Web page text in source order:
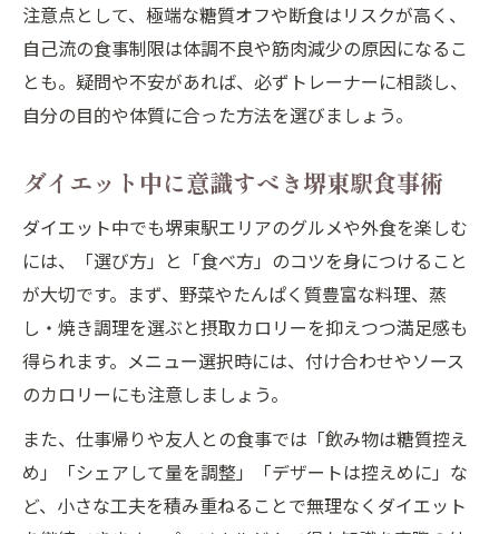
注意点として、極端な糖質オフや断食はリスクが高く、
自己流の食事制限は体調不良や筋肉減少の原因になるこ
とも。疑問や不安があれば、必ずトレーナーに相談し、
自分の目的や体質に合った方法を選びましょう。
ダイエット中に意識すべき堺東駅食事術
ダイエット中でも堺東駅エリアのグルメや外食を楽しむ
には、「選び方」と「食べ方」のコツを身につけること
が大切です。まず、野菜やたんぱく質豊富な料理、蒸
し・焼き調理を選ぶと摂取カロリーを抑えつつ満足感も
得られます。メニュー選択時には、付け合わせやソース
のカロリーにも注意しましょう。
また、仕事帰りや友人との食事では「飲み物は糖質控え
め」「シェアして量を調整」「デザートは控えめに」な
ど、小さな工夫を積み重ねることで無理なくダイエット